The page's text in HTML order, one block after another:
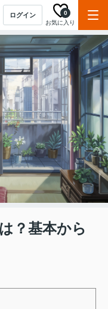
ログイン
お気に入り
0
？基本から